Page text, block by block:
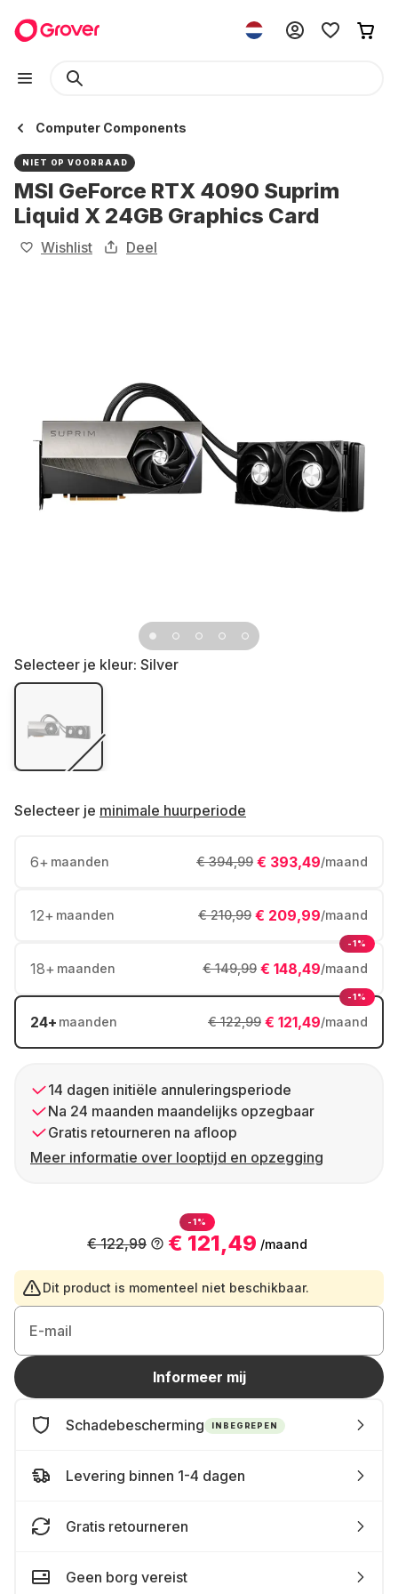
Computer Components
NIET OP VOORRAAD
MSI GeForce RTX 4090 Suprim
Liquid X 24GB Graphics Card
Wishlist Deel
Selecteer je kleur: Silver
Selecteer je minimale huurperiode
6+ maanden € 393,49/maand
€ 394,99
12+ maanden € 209,99/maand
€ 210,99
18+ maanden € 148,49/maand
€ 149,99
-1%
24+ maanden € 121,49/maand
€ 122,99
-1%
14 dagen initiële annuleringsperiode
Na 24 maanden maandelijks opzegbaar
Gratis retourneren na afloop
Meer informatie over looptijd en opzegging
-1%
€ 121,49 /maand
€ 122,99
Dit product is momenteel niet beschikbaar.
E-mail
Informeer mij
Schadebescherming INBEGREPEN
Levering binnen 1-4 dagen
Gratis retourneren
Geen borg vereist